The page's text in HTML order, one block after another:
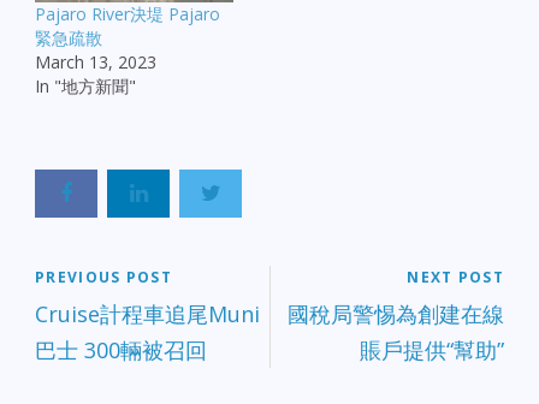
Pajaro River決堤 Pajaro
緊急疏散
March 13, 2023
In "地方新聞"
PREVIOUS POST
Cruise計程車追尾Muni
巴士 300輛被召回
NEXT POST
國稅局警惕為創建在線
賬戶提供“幫助”